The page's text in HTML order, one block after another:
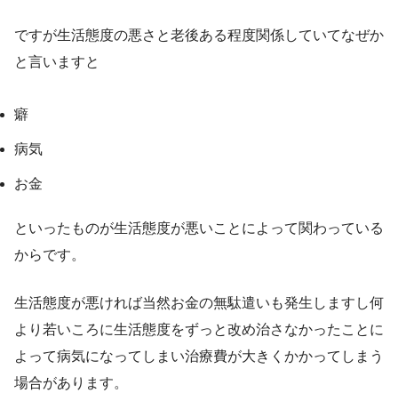
ですが生活態度の悪さと老後ある程度関係していてなぜか
と言いますと
癖
病気
お金
といったものが生活態度が悪いことによって関わっている
からです。
生活態度が悪ければ当然お金の無駄遣いも発生しますし何
より若いころに生活態度をずっと改め治さなかったことに
よって病気になってしまい治療費が大きくかかってしまう
場合があります。